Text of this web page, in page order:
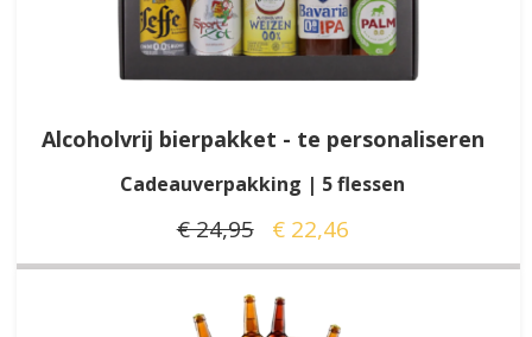
Alcoholvrij bierpakket - te personaliseren
Cadeauverpakking | 5 flessen
€ 24,95 € 22,46